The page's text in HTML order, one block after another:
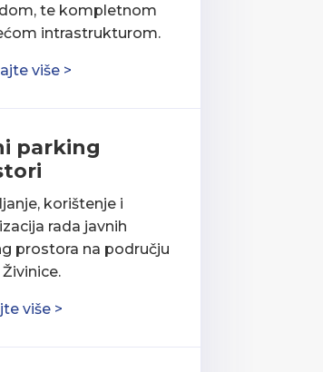
te kompletnom
intrastrukturom.
više >
parking
korištenje i
rada javnih
prostora na području
Živinice.
više >